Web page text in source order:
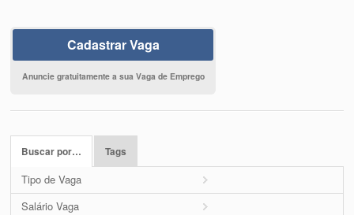
Cadastrar Vaga
Anuncie gratuitamente a sua Vaga de Emprego
Buscar por… Tags
Tipo de Vaga
Salário Vaga